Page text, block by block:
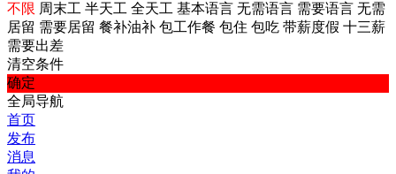
不限 周末工 半天工 全天工 基本语言 无需语言 需要语言 无需
居留 需要居留 餐补油补 包工作餐 包住 包吃 带薪度假 十三薪
需要出差
清空条件
确定
全局导航
首页
发布
消息